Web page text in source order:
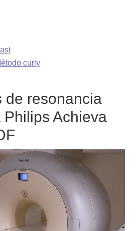
curly
de resonancia
Philips Achieva